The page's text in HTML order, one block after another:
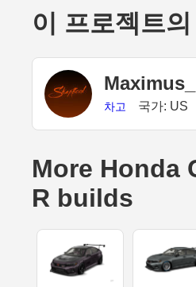
이 프로젝트
차고 국가: US
More Honda
R builds